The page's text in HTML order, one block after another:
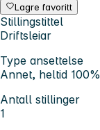
Lagre favoritt
Stillingstittel
Driftsleiar
Type ansettelse
Annet, heltid 100%
Antall stillinger
1